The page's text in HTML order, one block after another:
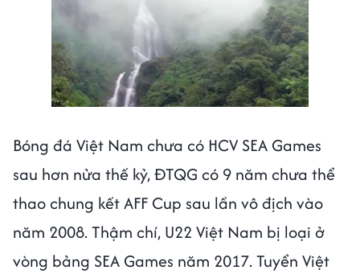
Bóng đá Việt Nam chưa có HCV SEA Games
sau hơn nửa thế kỷ, ĐTQG có 9 năm chưa thể
thao chung kết AFF Cup sau lần vô địch vào
năm 2008. Thậm chí, U22 Việt Nam bị loại ở
vòng bảng SEA Games năm 2017. Tuyển Việt